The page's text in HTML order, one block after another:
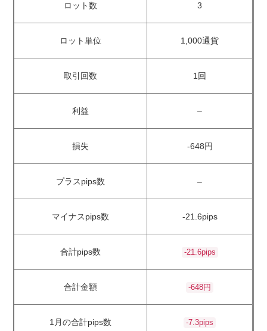
ロット数 3
ロット単位 1,000通貨
取引回数 1回
利益 –
損失 -648円
プラスpips数 –
マイナスpips数 -21.6pips
合計pips数 -21.6pips
合計金額 -648円
1月の合計pips数 -7.3pips